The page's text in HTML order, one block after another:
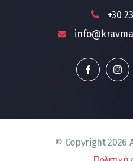
+30
© Copyright2026